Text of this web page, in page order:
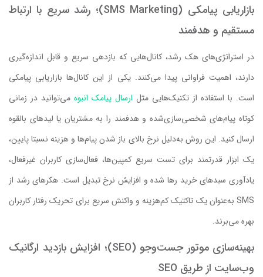
بازاریابی پیامکی (SMS Marketing)؛ رشد سریع با ارتباط
مستقیم و هدفمند
در استراتژی‌های هک رشد، کانال‌هایی که بازدهی سریع و قابل اندازه‌گیری
دارند، اهمیت فراوانی پیدا می‌کنند. یکی از این کانال‌ها بازاریابی پیامکی
است. با استفاده از تکنیک‌هایی مثل ارسال پیامک انبوه می‌توانید در زمانی
کوتاه پیام‌های شخصی‌سازی‌شده و هدفمند را به مشتریان یا لیدهای بالقوه
ارسال کنید. این روش به‌دلیل نرخ بالای باز شدن پیام‌ها و هزینه نسبتا پایین،
یک ابزار قدرتمند برای تست سریع کمپین‌ها، فعال‌سازی کاربران غیرفعال،
یادآوری سبدهای خرید رها شده و افزایش نرخ تبدیل است. هکرهای رشد از
SMS به‌عنوان یک تاکتیک کم‌هزینه و واکنش‌ سریع برای تحریک رفتار کاربران
بهره می‌برند.
بهینه‌سازی موتور جست‌وجو (SEO)؛ افزایش بازدید ارگانیک
وب‌سایت از طریق SEO